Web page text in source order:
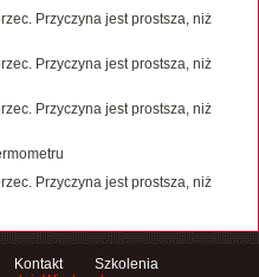
Przyczyna jest prostsza, niż
Przyczyna jest prostsza, niż
Przyczyna jest prostsza, niż
Przyczyna jest prostsza, niż
Kontakt
Szkolenia